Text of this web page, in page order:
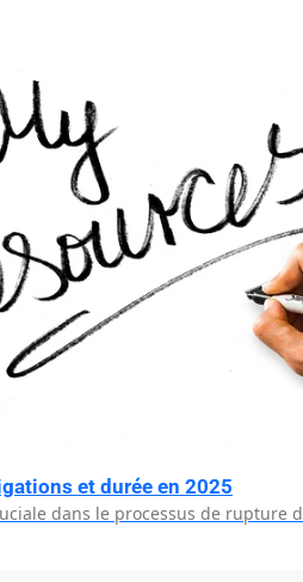
et durée en 2025
dans le processus de rupture